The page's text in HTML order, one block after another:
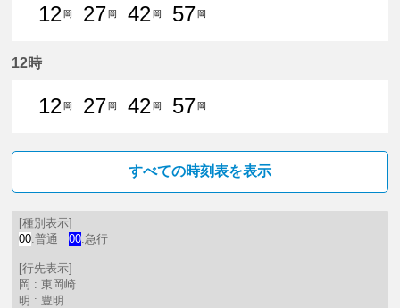
12 岡
27 岡
42 岡
57 岡
12時
12 岡
27 岡
42 岡
57 岡
すべての時刻表を表示
[種別表示]
00:普通 00:急行
[行先表示]
岡 : 東岡崎
明 : 豊明